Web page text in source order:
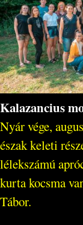
Kalazancius
Nyár vége,
észak keleti
lélekszámú
kurta kocsma
Tábor.